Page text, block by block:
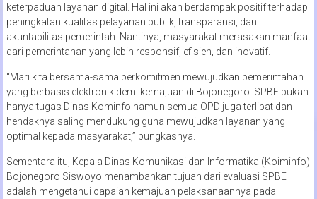
keterpaduan layanan digital. Hal ini akan berdampak positif terhadap
peningkatan kualitas pelayanan publik, transparansi, dan
akuntabilitas pemerintah. Nantinya, masyarakat merasakan manfaat
dari pemerintahan yang lebih responsif, efisien, dan inovatif.
“Mari kita bersama-sama berkomitmen mewujudkan pemerintahan
yang berbasis elektronik demi kemajuan di Bojonegoro. SPBE bukan
hanya tugas Dinas Kominfo namun semua OPD juga terlibat dan
hendaknya saling mendukung guna mewujudkan layanan yang
optimal kepada masyarakat,” pungkasnya.
Sementara itu, Kepala Dinas Komunikasi dan Informatika (Koiminfo)
Bojonegoro Siswoyo menambahkan tujuan dari evaluasi SPBE
adalah mengetahui capaian kemajuan pelaksanaannya pada